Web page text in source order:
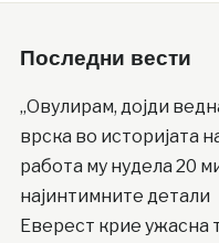
Последни вести
„Овулирам, дојди
врска во историјата
работа му нудела 20
најинтимните детали
Еверест крие ужасна